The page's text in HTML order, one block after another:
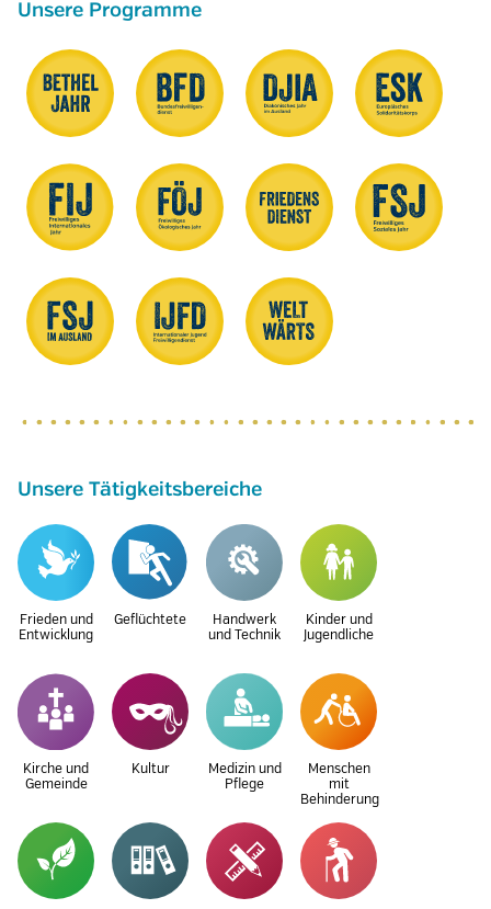
Unsere Programme
Unsere Tätigkeitsbereiche
Frieden und
Entwicklung
Geflüchtete
Handwerk
und Technik
Kinder und
Jugendliche
Kirche und
Gemeinde
Kultur
Medizin und
Pflege
Menschen
mit
Behinderung